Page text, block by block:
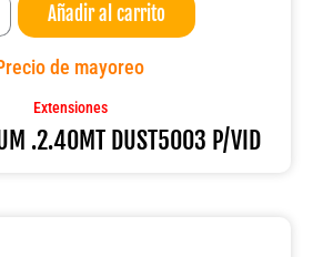
Añadir al carrito
de mayoreo
Extensiones
.2.40MT DUST5003 P/VID